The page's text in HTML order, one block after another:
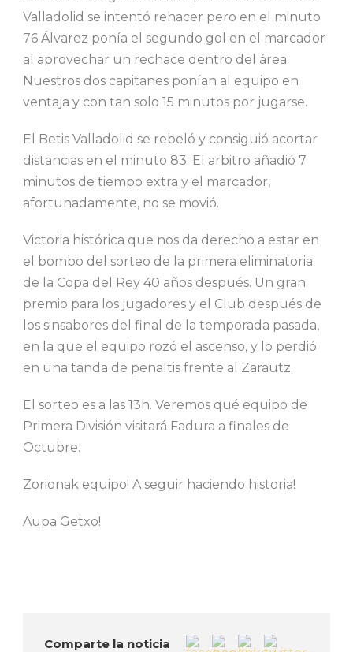
Valladolid se intentó rehacer pero en el minuto
76 Álvarez ponía el segundo gol en el marcador
al aprovechar un rechace dentro del área.
Nuestros dos capitanes ponían al equipo en
ventaja y con tan solo 15 minutos por jugarse.
El Betis Valladolid se rebeló y consiguió acortar
distancias en el minuto 83. El arbitro añadió 7
minutos de tiempo extra y el marcador,
afortunadamente, no se movió.
Victoria histórica que nos da derecho a estar en
el bombo del sorteo de la primera eliminatoria
de la Copa del Rey 40 años después. Un gran
premio para los jugadores y el Club después de
los sinsabores del final de la temporada pasada,
en la que el equipo rozó el ascenso, y lo perdió
en una tanda de penaltis frente al Zarautz.
El sorteo es a las 13h. Veremos qué equipo de
Primera División visitará Fadura a finales de
Octubre.
Zorionak equipo! A seguir haciendo historia!
Aupa Getxo!
Comparte la noticia